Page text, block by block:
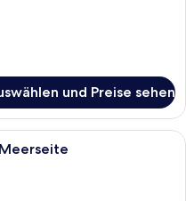
und Preise sehen
modernes Hotelzimmer mit